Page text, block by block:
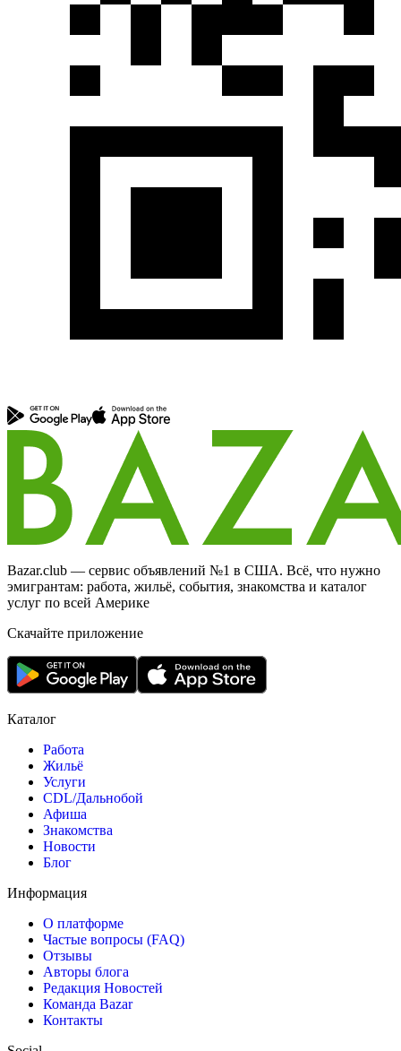
Bazar.club — сервис объявлений №1 в США. Всё, что нужно
эмигрантам: работа, жильё, события, знакомства и каталог
услуг по всей Америке
Скачайте приложение
Каталог
Работа
Жильё
Услуги
CDL/Дальнобой
Афиша
Знакомства
Новости
Блог
Информация
О платформе
Частые вопросы (FAQ)
Отзывы
Авторы блога
Редакция Новостей
Команда Bazar
Контакты